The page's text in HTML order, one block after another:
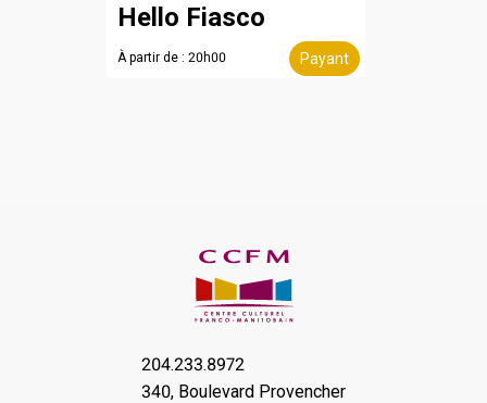
Hello Fiasco
À partir de : 20h00 Payant
204.233.8972
340, Boulevard Provencher